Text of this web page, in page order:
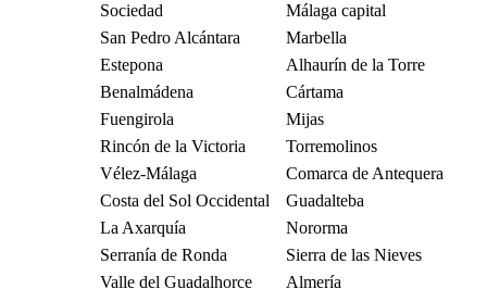
Sociedad
Málaga capital
San Pedro Alcántara
Marbella
Estepona
Alhaurín de la Torre
Benalmádena
Cártama
Fuengirola
Mijas
Rincón de la Victoria
Torremolinos
Vélez-Málaga
Comarca de Antequera
Costa del Sol Occidental
Guadalteba
La Axarquía
Nororma
Serranía de Ronda
Sierra de las Nieves
Valle del Guadalhorce
Almería